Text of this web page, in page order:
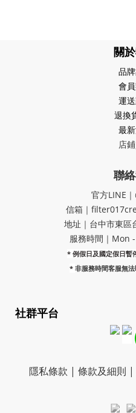
關
品
會
運
退換
最
店
聯
官方LINE
信箱｜
地址｜​台中市東區
服務時間｜Mon
* 例假日及國定假日暫
* 非服務時間客服無
社群平台
隱私條款 | 條款及細則 |